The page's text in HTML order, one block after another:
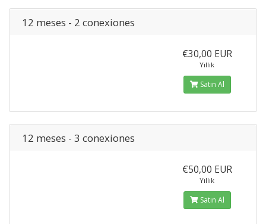
12 meses - 2 conexiones
€30,00 EUR
Yıllık
Satın Al
12 meses - 3 conexiones
€50,00 EUR
Yıllık
Satın Al